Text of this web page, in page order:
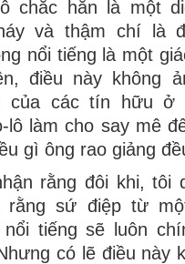
chắc hẳn là một
và thậm chí là
nổi tiếng là một
điều này không
của các tín hữu ở
lô làm cho say mê
gì ông rao giảng
rằng đôi khi, tôi
rằng sứ điệp từ
tiếng sẽ luôn
có lẽ điều này